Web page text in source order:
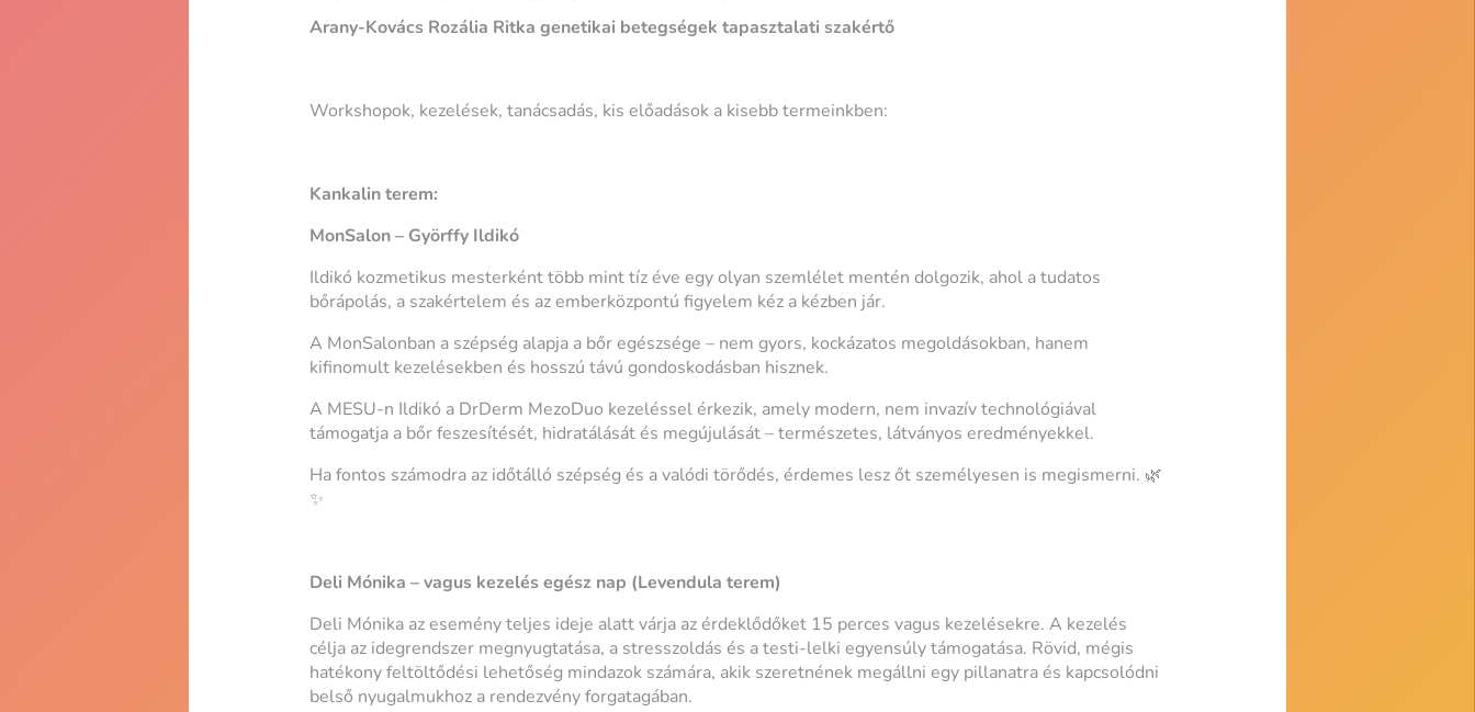
Arany-Kovács Rozália Ritka genetikai betegségek tapasztalati szakértő
Workshopok, kezelések, tanácsadás, kis előadások a kisebb termeinkben:
Kankalin terem:
MonSalon – Györffy Ildikó
Ildikó kozmetikus mesterként több mint tíz éve egy olyan szemlélet mentén dolgozik, ahol a tudatos
bőrápolás, a szakértelem és az emberközpontú figyelem kéz a kézben jár.
A MonSalonban a szépség alapja a bőr egészsége – nem gyors, kockázatos megoldásokban, hanem
kifinomult kezelésekben és hosszú távú gondoskodásban hisznek.
A MESU-n Ildikó a DrDerm MezoDuo kezeléssel érkezik, amely modern, nem invazív technológiával
támogatja a bőr feszesítését, hidratálását és megújulását – természetes, látványos eredményekkel.
Ha fontos számodra az időtálló szépség és a valódi törődés, érdemes lesz őt személyesen is megismerni. 🌿
✨
Deli Mónika – vagus kezelés egész nap (Levendula terem)
Deli Mónika az esemény teljes ideje alatt várja az érdeklődőket 15 perces vagus kezelésekre. A kezelés
célja az idegrendszer megnyugtatása, a stresszoldás és a testi-lelki egyensúly támogatása. Rövid, mégis
hatékony feltöltődési lehetőség mindazok számára, akik szeretnének megállni egy pillanatra és kapcsolódni
belső nyugalmukhoz a rendezvény forgatagában.